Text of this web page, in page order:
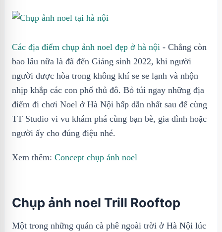
Các địa điểm chụp ảnh noel đẹp ở hà nội - Chẳng còn
bao lâu nữa là đã đến Giáng sinh 2022, khi người
người được hòa trong không khí se se lạnh và nhộn
nhịp khắp các con phố thủ đô. Bỏ túi ngay những địa
điểm đi chơi Noel ở Hà Nội hấp dẫn nhất sau để cùng
TT Studio vi vu khám phá cùng bạn bè, gia đình hoặc
người ấy cho đúng điệu nhé.
Xem thêm: Concept chụp ảnh noel
Chụp ảnh noel Trill Rooftop
Một trong những quán cà phê ngoài trời ở Hà Nội lúc